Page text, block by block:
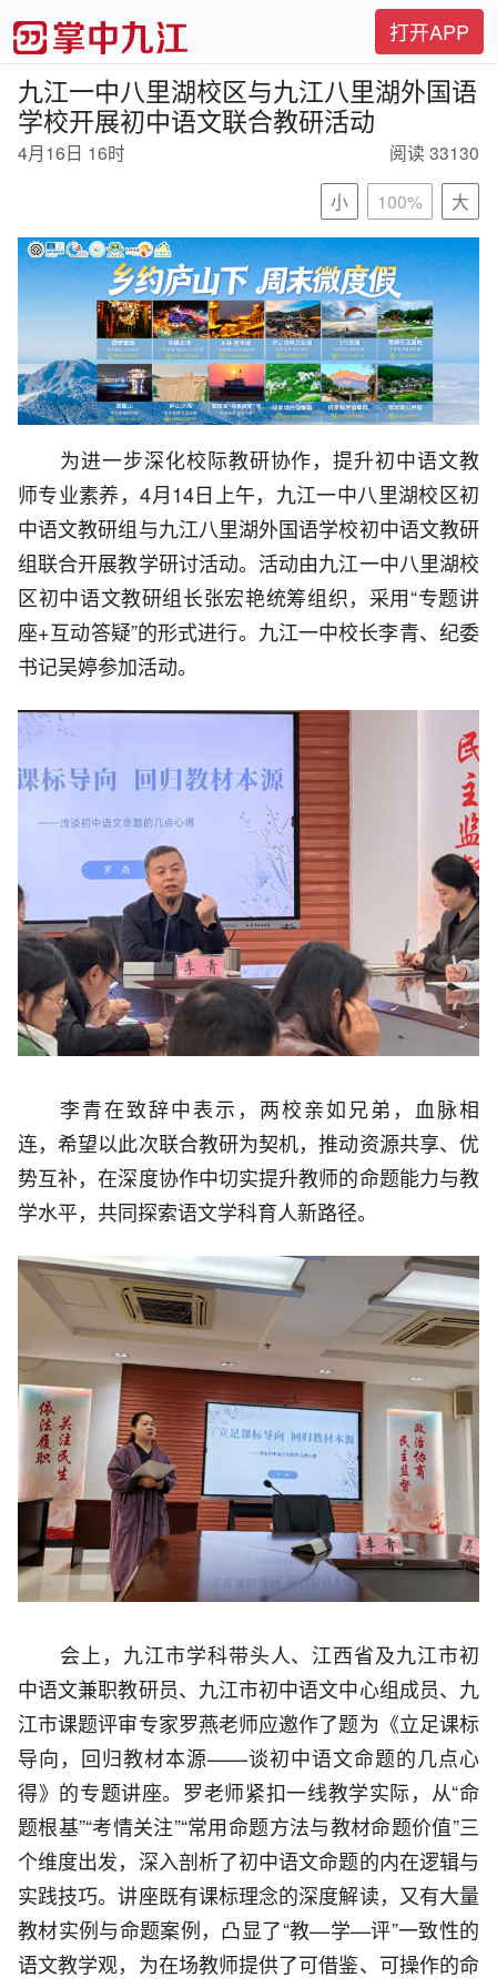
打开APP
九江一中八里湖校区与九江八里湖外国语
学校开展初中语文联合教研活动
4月16日 16时
阅读 33130
小
100% 大
为进一步深化校际教研协作，提升初中语文教
师专业素养，4月14日上午，九江一中八里湖校区初
中语文教研组与九江八里湖外国语学校初中语文教研
组联合开展教学研讨活动。活动由九江一中八里湖校
区初中语文教研组长张宏艳统筹组织，采用“专题讲
座+互动答疑”的形式进行。九江一中校长李青、纪委
书记吴婷参加活动。
李青在致辞中表示，两校亲如兄弟，血脉相
连，希望以此次联合教研为契机，推动资源共享、优
势互补，在深度协作中切实提升教师的命题能力与教
学水平，共同探索语文学科育人新路径。
会上，九江市学科带头人、江西省及九江市初
中语文兼职教研员、九江市初中语文中心组成员、九
江市课题评审专家罗燕老师应邀作了题为《立足课标
导向，回归教材本源——谈初中语文命题的几点心
得》的专题讲座。罗老师紧扣一线教学实际，从“命
题根基”“考情关注”“常用命题方法与教材命题价值”三
个维度出发，深入剖析了初中语文命题的内在逻辑与
实践技巧。讲座既有课标理念的深度解读，又有大量
教材实例与命题案例，凸显了“教—学—评”一致性的
语文教学观，为在场教师提供了可借鉴、可操作的命